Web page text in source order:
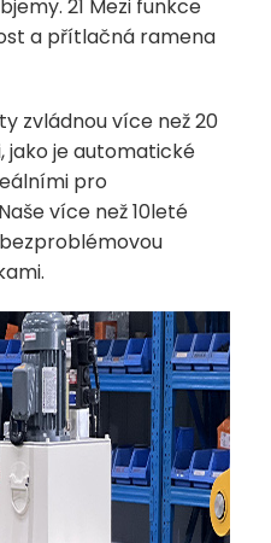
21 Mezi funkce
a přítlačná ramena
zvládnou více než 20
jako je automatické
pro
více než 10leté